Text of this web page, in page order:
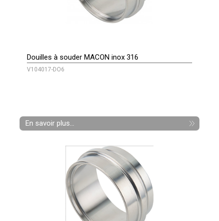
Douilles à souder MACON inox 316
V104017-DO6
En savoir plus...